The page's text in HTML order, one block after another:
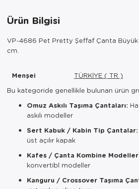
Ürün Bilgisi
VP-4686 Pet Pretty Şeffaf Çanta
cm.
Menşei
TÜRKİYE ( TR )
Bu kategoride genellikle bulunan ürün
Omuz Askılı Taşıma Çantaları:
askılı modeller
Sert Kabuk / Kabin Tip Çantalar:
üst açılır kapak
Kafes / Çanta Kombine
konvertibl modeller
Kanguru / Crossover Taşıma